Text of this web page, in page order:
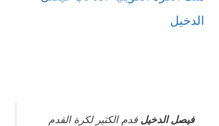
الدخيل
فيصل الدخيل قدم الكثير لكرة القدم